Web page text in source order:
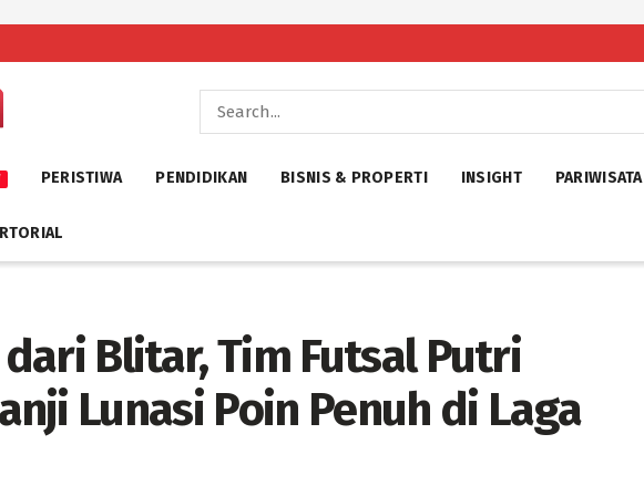
PERISTIWA PENDIDIKAN BISNIS & PROPERTI INSIGHT PARIWISATA
Blitar, Tim Futsal Putri
Lunasi Poin Penuh di Laga